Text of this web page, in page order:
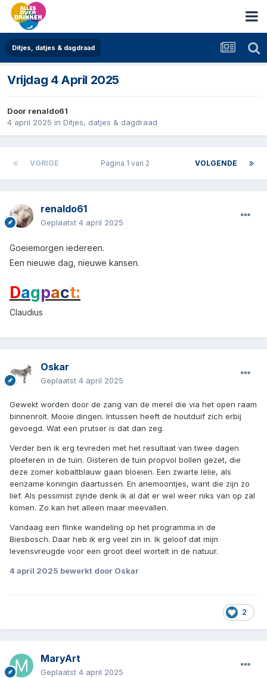
Ditjes, datjes & dagdraad
Vrijdag 4 April 2025
Door renaldo61
4 april 2025 in Ditjes, datjes & dagdraad
VORIGE VOLGENDE
Pagina 1 van 2
renaldo61
Geplaatst 4 april 2025
Goeiemorgen iedereen.
Een nieuwe dag, nieuwe kansen.
Dagpact:
Claudius
Oskar
Geplaatst 4 april 2025
Gewekt worden door de zang van de merel die via het open raam
binnenrolt. Mooie dingen. Intussen heeft de houtduif zich erbij
gevoegd. Wat een prutser is dat dan zeg.
Verder ben ik erg tevreden met het resultaat van twee dagen
ploeteren in de tuin. Gisteren de tuin propvol bollen gezet, die
deze zomer kobaltblauw gaan bloeien. Een zwarte lelie, als
eenzame koningin daartussen. En anemoontjes, want die zijn zo
lief. Als pessimist zijnde denk ik al dat er wel weer niks van op zal
komen. Zo kan het alleen maar meevallen.
Vandaag een flinke wandeling op het programma in de
Biesbosch. Daar heb ik erg veel zin in. Ik geloof dat mijn
levensvreugde voor een groot deel wortelt in de natuur.
4 april 2025 bewerkt door Oskar
2
MaryArt
Geplaatst 4 april 2025